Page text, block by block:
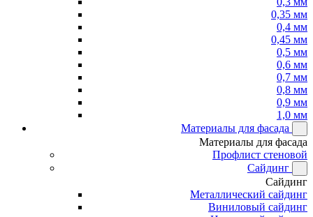
0,35 мм
0,4 мм
0,45 мм
0,5 мм
0,6 мм
0,7 мм
0,8 мм
0,9 мм
1,0 мм
Материалы для фасада
Материалы для фасада
Профлист стеновой
Сайдинг
Сайдинг
Металлический сайдинг
Виниловый сайдинг